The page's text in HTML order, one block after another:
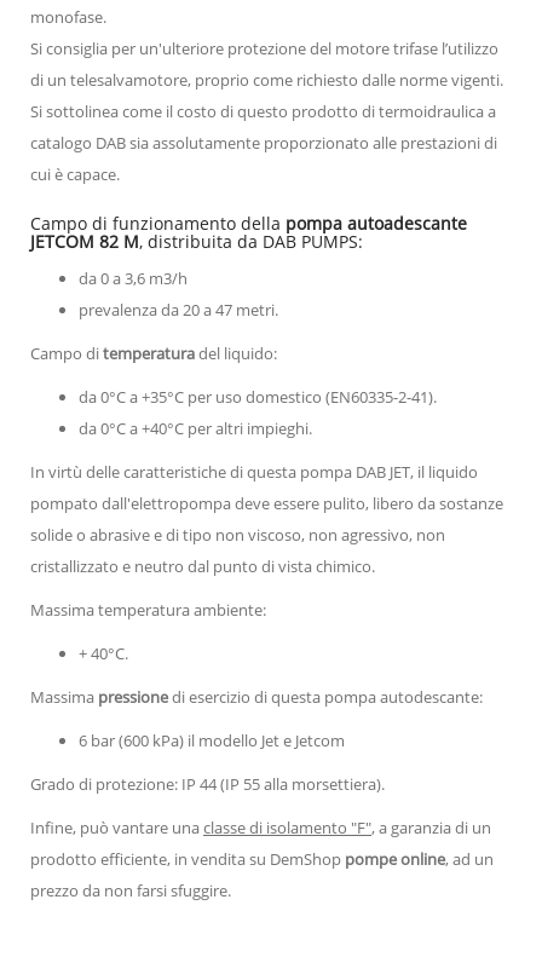
monofase.
Si consiglia per un'ulteriore protezione del motore trifase l’utilizzo
di un telesalvamotore, proprio come richiesto dalle norme vigenti.
Si sottolinea come il costo di questo prodotto di termoidraulica a
catalogo DAB sia assolutamente proporzionato alle prestazioni di
cui è capace.
Campo di funzionamento della pompa autoadescante
JETCOM 82 M, distribuita da DAB PUMPS:
da 0 a 3,6 m3/h
prevalenza da 20 a 47 metri.
Campo ditemperaturadel liquido:
da 0°C a +35°C per uso domestico (EN60335-2-41).
da 0°C a +40°C per altri impieghi.
In virtù delle caratteristiche di questa pompa DAB JET, il liquido
pompato dall'elettropompa deve essere pulito, libero da sostanze
solide o abrasive e di tipo non viscoso, non agressivo, non
cristallizzato e neutro dal punto di vista chimico.
Massima temperatura ambiente:
+ 40°C.
Massima pressionedi esercizio di questa pompa autodescante:
6 bar (600 kPa) il modello Jet e Jetcom
Grado di protezione: IP 44 (IP 55 alla morsettiera).
Infine, può vantare unaclasse di isolamento "F", a garanzia di un
prodotto efficiente, in vendita su DemShop pompe online, ad un
prezzo da non farsi sfuggire.